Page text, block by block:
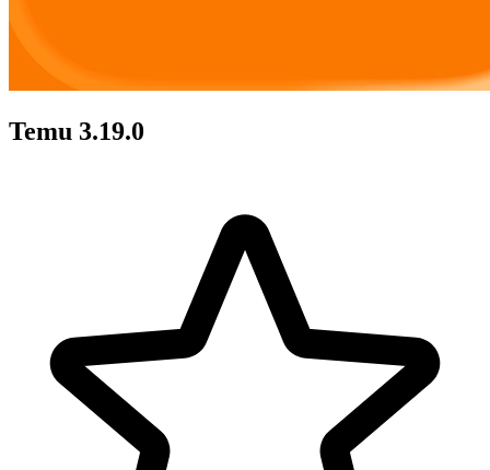
Temu 3.19.0